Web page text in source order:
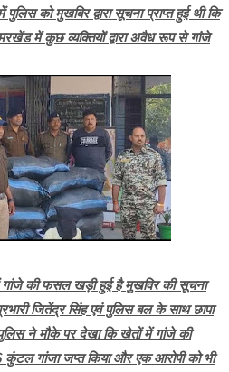
को मुखबिर द्वारा सूचना प्राप्त हुई थी कि
में कुछ व्यक्तियों द्वारा अवैध रूप से गांजे
गांजे की फसल खड़ी हुई है मुखविर की सूचना
जितेंद्र सिंह एवं पुलिस बल के साथ छापा
पुलिस ने मौके पर देखा कि खेतों में गांजे की
गांजा जप्त किया और एक आरोपी को भी